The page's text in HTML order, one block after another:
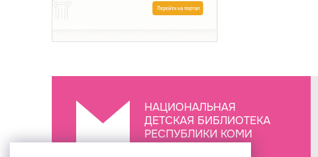
НАЦИОНАЛЬНАЯ
ДЕТСКАЯ БИБЛИОТЕКА
РЕСПУБЛИКИ КОМИ